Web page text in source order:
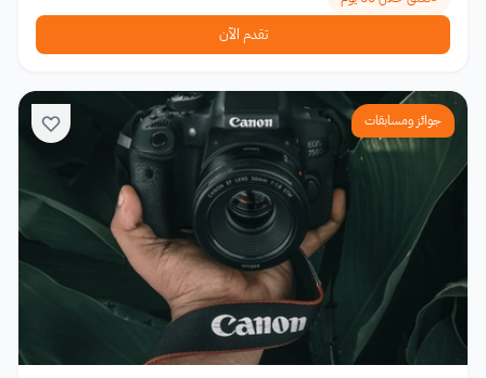
تقدم الآن
جوائز ومسابقات